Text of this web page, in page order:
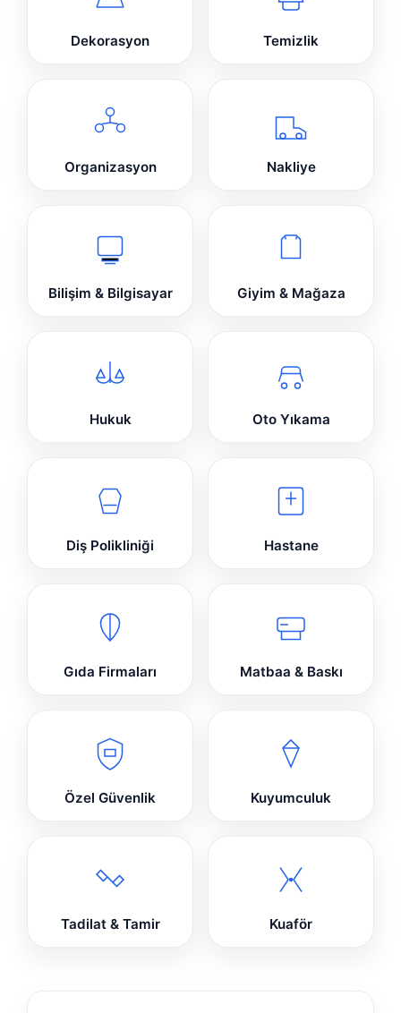
Dekorasyon Temizlik
Organizasyon Nakliye
Bilişim & Bilgisayar Giyim & Mağaza
Hukuk Oto Yıkama
Diş Polikliniği Hastane
Gıda Firmaları Matbaa & Baskı
Özel Güvenlik Kuyumculuk
Tadilat & Tamir Kuaför